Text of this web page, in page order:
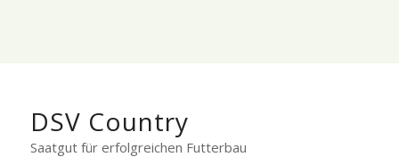
DSV Country
Saatgut für erfolgreichen Futterbau